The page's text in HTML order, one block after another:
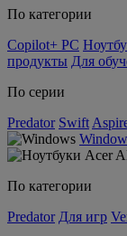
По категории
Copilot+ PC
продукты Для
По серии
Predator Swift
По категории
Predator Для игр